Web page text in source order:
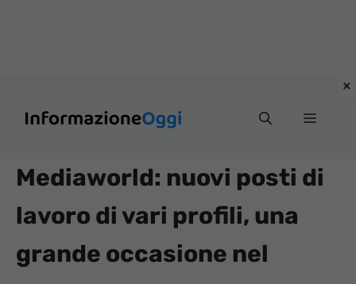
Menu
Mediaworld: nuovi posti di
lavoro di vari profili, una
grande occasione nel